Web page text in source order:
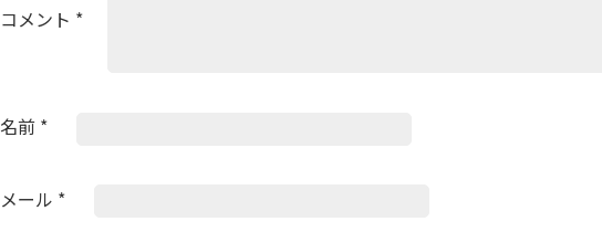
ン
コメント *
名前 *
メール *